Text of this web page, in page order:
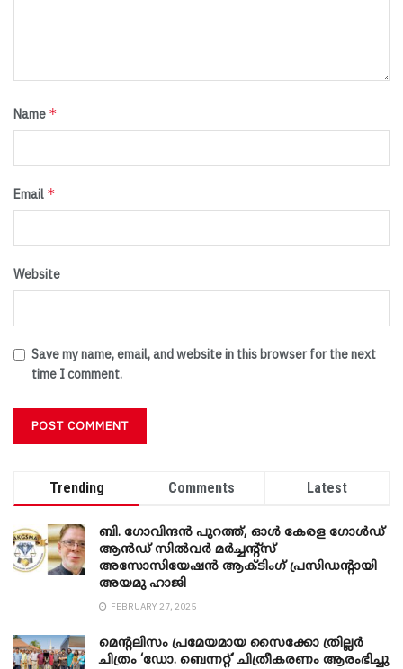
Name *
Email *
Website
Save my name, email, and website in this browser for the next
time I comment.
Trending Comments Latest
ബി. ​ഗോവിന്ദൻ പുറത്ത്, ഓൾ കേരള ഗോൾഡ്
ആൻഡ് സിൽവർ മർച്ചന്റ്സ്
അസോസിയേഷൻ ആക്ടിംഗ് പ്രസിഡന്റായി
അയമു ഹാജി
FEBRUARY 27, 2025
മെന്‍റലിസം പ്രമേയമായ സൈക്കോ ത്രില്ലർ
ചിത്രം ‘ഡോ. ബെന്നറ്റ്’ ചിത്രീകരണം ആരംഭിച്ചു